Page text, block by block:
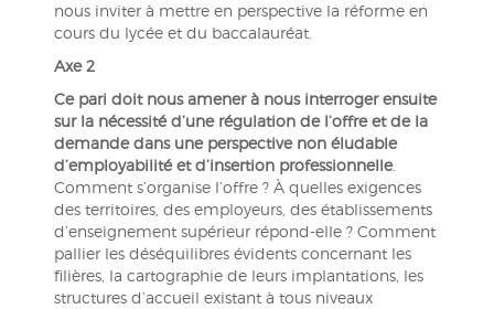
nous inviter à mettre en perspective la réforme en
cours du lycée et du baccalauréat.
Axe 2
Ce pari doit nous amener à nous interroger ensuite
sur la nécessité d’une régulation de l’offre et de la
demande dans une perspective non éludable
d’employabilité et d’insertion professionnelle.
Comment s’organise l’offre ? À quelles exigences
des territoires, des employeurs, des établissements
d’enseignement supérieur répond-elle ? Comment
pallier les déséquilibres évidents concernant les
filières, la cartographie de leurs implantations, les
structures d’accueil existant à tous niveaux